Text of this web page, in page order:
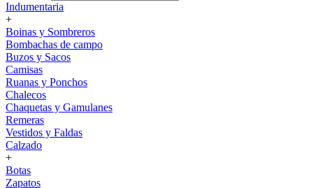
Indumentaria
+
Boinas y Sombreros
Bombachas de campo
Buzos y Sacos
Camisas
Ruanas y Ponchos
Chalecos
Chaquetas y Gamulanes
Remeras
Vestidos y Faldas
Calzado
+
Botas
Zapatos